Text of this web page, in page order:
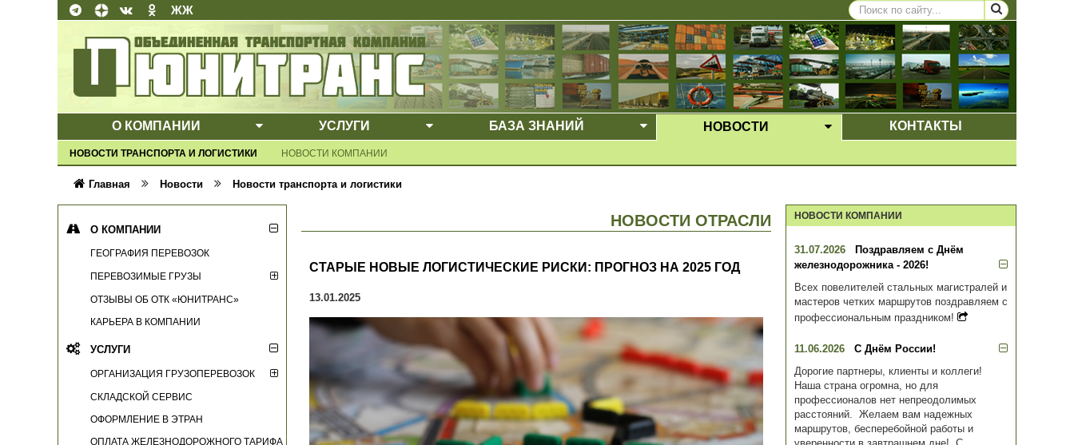
ЖЖ
О КОМПАНИИ
ВЫПАДАЮЩЕЕ МЕНЮ
УСЛУГИ
ВЫПАДАЮЩЕЕ МЕНЮ
БАЗА ЗНАНИЙ
ВЫПАДАЮЩЕЕ МЕНЮ
НОВОСТИ
ВЫПАДАЮЩЕЕ МЕНЮ
КОНТАКТЫ
НОВОСТИ ТРАНСПОРТА И ЛОГИСТИКИ НОВОСТИ КОМПАНИИ
Главная Новости Новости транспорта и логистики
НОВОСТИ ОТРАСЛИ
СТАРЫЕ НОВЫЕ ЛОГИСТИЧЕСКИЕ РИСКИ: ПРОГНОЗ НА 2025 ГОД
13.01.2025
НОВОСТИ КОМПАНИИ
31.07.2026
Поздравляем с Днём
железнодорожника - 2026!
Всех повелителей стальных магистралей и
мастеров четких маршрутов поздравляем с
профессиональным праздником!
11.06.2026
С Днём России!
Дорогие партнеры, клиенты и коллеги!
Наша страна огромна, но для
профессионалов нет непреодолимых
расстояний. Желаем вам надежных
маршрутов, бесперебойной работы и
О КОМПАНИИ
ГЕОГРАФИЯ ПЕРЕВОЗОК
ПЕРЕВОЗИМЫЕ ГРУЗЫ
ОТЗЫВЫ ОБ ОТК «ЮНИТРАНС»
КАРЬЕРА В КОМПАНИИ
УСЛУГИ
ОРГАНИЗАЦИЯ ГРУЗОПЕРЕВОЗОК
СКЛАДСКОЙ СЕРВИС
ОФОРМЛЕНИЕ В ЭТРАН
ОПЛАТА ЖЕЛЕЗНОДОРОЖНОГО ТАРИФА